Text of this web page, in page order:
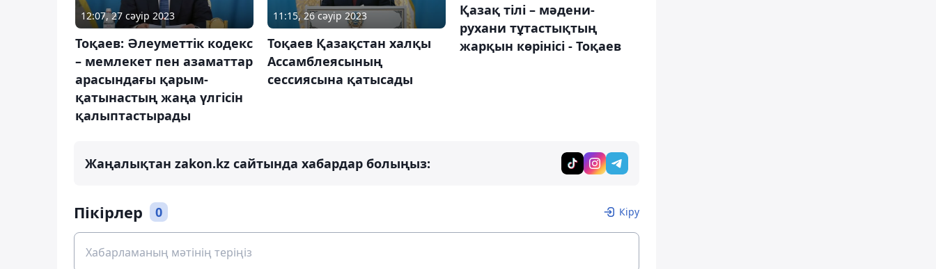
12:07, 27 сәуір 2023
Тоқаев: Әлеуметтік кодекс
– мемлекет пен азаматтар
арасындағы қарым-
қатынастың жаңа үлгісін
қалыптастырады
11:15, 26 сәуір 2023
Тоқаев Қазақстан халқы
Ассамблеясының
сессиясына қатысады
Қазақ тілі – мәдени-
рухани тұтастықтың
жарқын көрінісі - Тоқаев
Жаңалықтан zakon.kz сайтында хабардар болыңыз:
Пікірлер 0 Кіру